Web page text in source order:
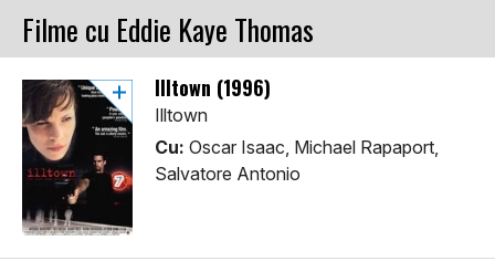
Filme cu Eddie Kaye Thomas
Illtown (1996)
Illtown
Cu: Oscar Isaac, Michael Rapaport,
Salvatore Antonio